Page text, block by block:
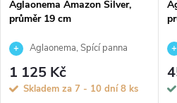
Aglaonema Amazon Silver,
průměr 19 cm
Aglaonema, Spící panna
1 125 Kč
Skladem za 7 - 10 dní8 ks